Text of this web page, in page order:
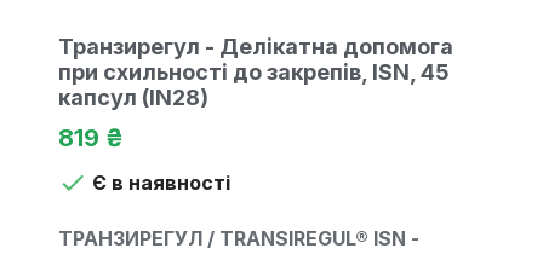
Транзирегул - Делікатна допомога
при схильності до закрепів, ISN, 45
капсул (IN28)
819 ₴
 Є в наявності
ТРАНЗИРЕГУЛ / TRANSIREGUL® ISN -